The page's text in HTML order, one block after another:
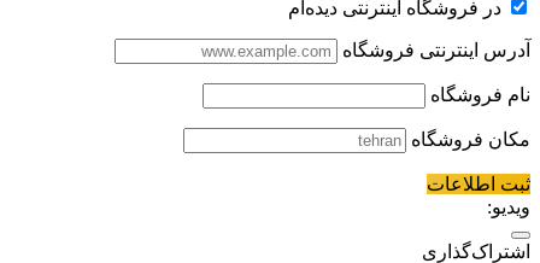
در فروشگاه اینترنتی دیده‌ام
آدرس اینترنتی فروشگاه
نام فروشگاه
مکان فروشگاه
ثبت اطلاعات
ویدیو:
اشتراک‌گذاری